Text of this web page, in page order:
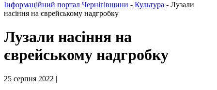
Інформаційний портал Чернігівщини - Культура - Лузали
насіння на єврейському надгробку
Лузали насіння на
єврейському надгробку
25 серпня 2022 |